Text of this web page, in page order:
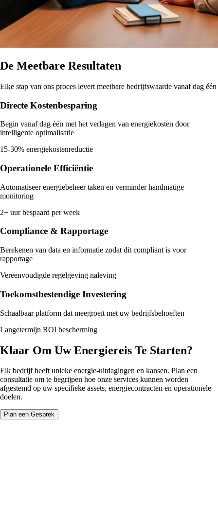
De Meetbare Resultaten
Elke stap van ons proces levert meetbare bedrijfswaarde vanaf dag één
Directe Kostenbesparing
Begin vanaf dag één met het verlagen van energiekosten door
intelligente optimalisatie
15-30% energiekostenreductie
Operationele Efficiëntie
Automatiseer energiebeheer taken en verminder handmatige
monitoring
2+ uur bespaard per week
Compliance & Rapportage
Berekenen van data en informatie zodat dit compliant is voor
rapportage
Vereenvoudigde regelgeving naleving
Toekomstbestendige Investering
Schaalbaar platform dat meegroeit met uw bedrijfsbehoeften
Langetermijn ROI bescherming
Klaar Om Uw Energiereis Te Starten?
Elk bedrijf heeft unieke energie-uitdagingen en kansen. Plan een
consultatie om te begrijpen hoe onze services kunnen worden
afgestemd op uw specifieke assets, energiecontracten en operationele
doelen.
Plan een Gesprek